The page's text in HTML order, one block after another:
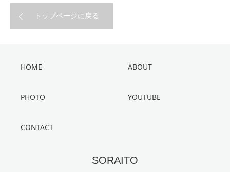
トップページに戻る
HOME ABOUT
PHOTO YOUTUBE
CONTACT
SORAITO